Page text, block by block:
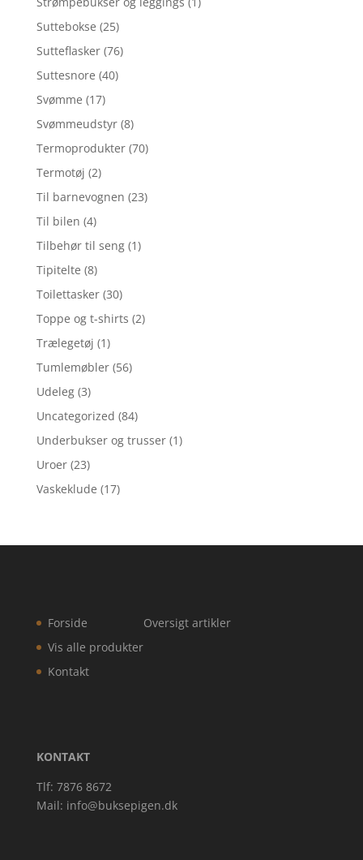
Suttebokse (25)
Sutteflasker (76)
Suttesnore (40)
Svømme (17)
Svømmeudstyr (8)
Termoprodukter (70)
Termotøj (2)
Til barnevognen (23)
Til bilen (4)
Tilbehør til seng (1)
Tipitelte (8)
Toilettasker (30)
Toppe og t-shirts (2)
Trælegetøj (1)
Tumlemøbler (56)
Udeleg (3)
Uncategorized (84)
Underbukser og trusser (1)
Uroer (23)
Vaskeklude (17)
Forside
Vis alle produkter
Kontakt
Oversigt artikler
KONTAKT
Tlf: 7876 8672
Mail: info@buksepigen.dk